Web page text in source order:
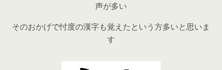
声が多い
そのおかげで忖度の漢字も覚えたという方多いと思いま
す